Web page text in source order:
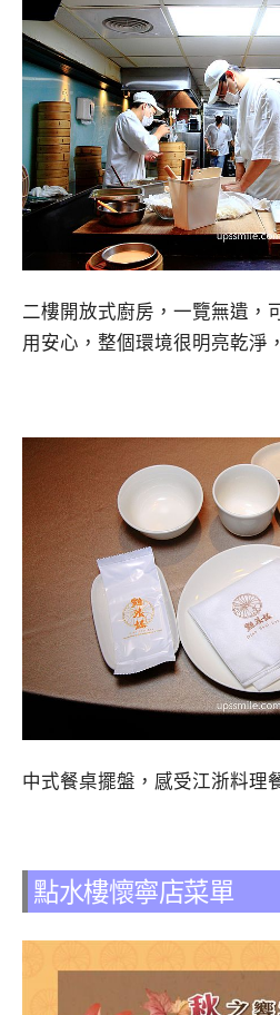
二樓開放式廚房，一覽無遺，
用安心，整個環境很明亮乾淨
中式餐桌擺盤，感受江浙料理
點水樓懷寧店菜單